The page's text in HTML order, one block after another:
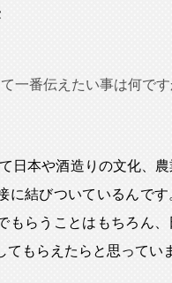
一番伝えたい事は何です
日本や酒造りの文化、
に結びついているんです
もらうことはもちろん
てもらえたらと思ってい